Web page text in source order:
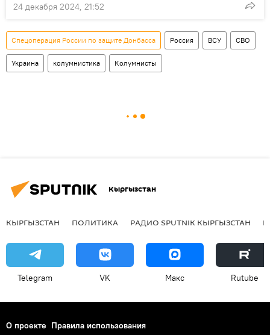
24 декабря 2024, 21:52
Спецоперация России по защите Донбасса Россия ВСУ СВО
Украина колумнистика Колумнисты
Кыргызстан
КЫРГЫЗСТАН ПОЛИТИКА РАДИО SPUTNIK КЫРГЫЗСТАН
Telegram VK Макс Rutube
О проекте Правила использования